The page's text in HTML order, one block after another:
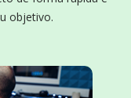
objetivo.